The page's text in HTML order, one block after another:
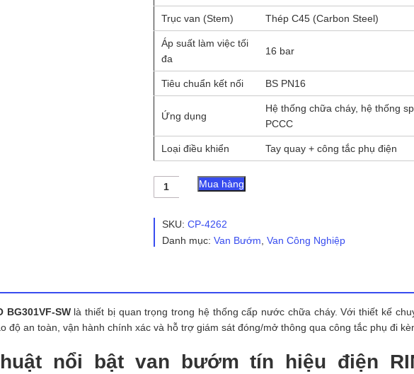
Trục van (Stem) Thép C45 (Carbon Steel)
Áp suất làm việc tối
đa
16 bar
Tiêu chuẩn kết nối BS PN16
Ứng dụng
Hệ thống chữa cháy, hệ thống
PCCC
Loại điều khiển Tay quay + công tắc phụ điện
Van
Hiệu
RINCO
lượng
Mua hàng
SKU: CP-4262
Danh mục: Van Bướm Van Công Nghiệp
SWlà thiết bị quan trọng trong hệ thống cấp nước chữa cháy. Với thiết kế
độ an toàn, vận hành chính xác và hỗ trợ giám sát đóng/mở thông qua công tắc phụ đi
nổi bật van bướm tín hiệu điện